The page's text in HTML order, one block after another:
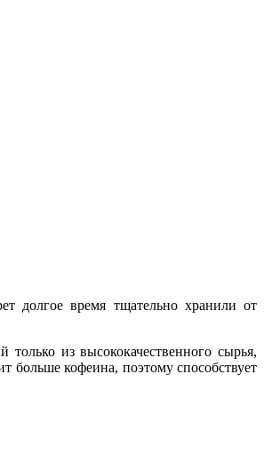
долгое время тщательно хранили от
из высококачественного сырья,
больше кофеина, поэтому способствует